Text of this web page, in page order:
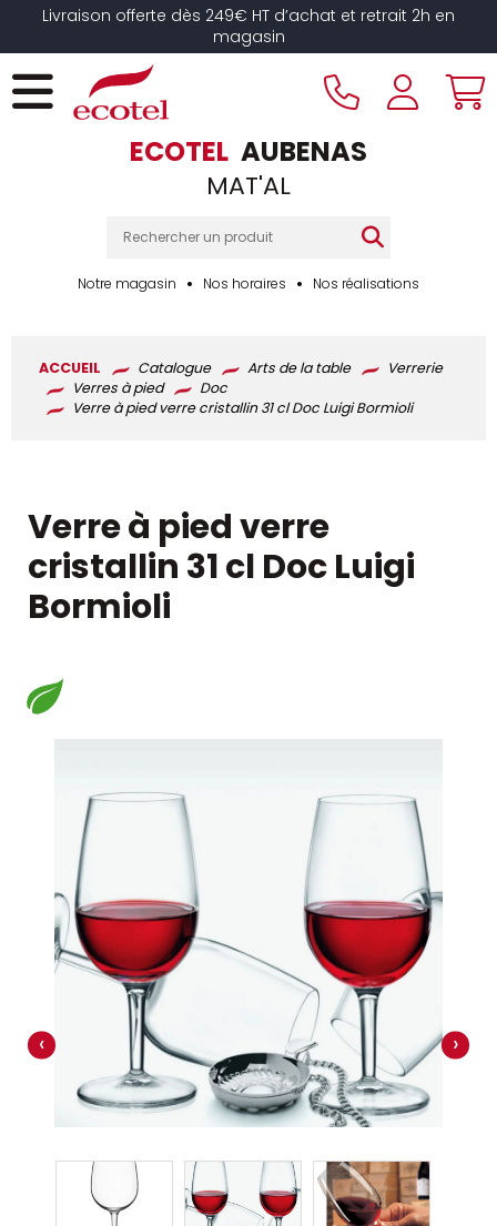
Livraison offerte dès 249€ HT d’achat et retrait 2h en
magasin
ECOTEL AUBENAS
MAT'AL
Notre magasin Nos horaires Nos réalisations
ACCUEIL Catalogue Arts de la table
Verrerie
Verres à pied
Doc
Verre à pied verre cristallin 31 cl Doc Luigi Bormioli
Verre à pied verre
cristallin 31 cl Doc Luigi
Bormioli
‹ ›
Panneau de gestion des cookies